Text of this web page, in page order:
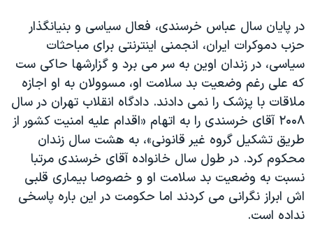
در پایان سال عباس خرسندی، فعال سیاسی و بنیانگذار
حزب دموکرات ایران، انجمنی اینترنتی برای مباحثات
سیاسی، در زندان اوین به سر می برد و گزارشها حاکی ست
که علی رغم وضعیت بد سلامت او، مسوولان به او اجازه
ملاقات با پزشک را نمی دادند. دادگاه انقلاب تهران در سال
۲۰۰۸ آقای خرسندی را به اتهام «اقدام علیه امنیت کشور از
طریق تشکیل گروه غیر قانونی»، به هشت سال زندان
محکوم کرد. در طول سال خانواده آقای خرسندی مرتبا
نسبت به وضعیت بد سلامت او و خصوصا بیماری قلبی
اش ابراز نگرانی می کردند اما حکومت در این باره پاسخی
نداده است.